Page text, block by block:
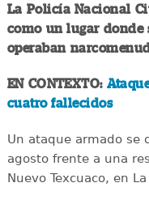
La Policía Nacional
como un lugar donde
operaban
EN CONTEXTO:
cuatro fallecidos
Un ataque armado se
agosto frente a una
Nuevo Texcuaco, en